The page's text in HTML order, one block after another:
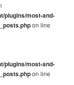
plugins/most-and-
on line
plugins/most-and-
on line